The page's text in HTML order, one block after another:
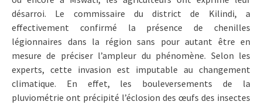
désarroi. Le commissaire du district de Kilindi, a
effectivement confirmé la présence de chenilles
légionnaires dans la région sans pour autant être en
mesure de préciser l’ampleur du phénomène. Selon les
experts, cette invasion est imputable au changement
climatique. En effet, les bouleversements de la
pluviométrie ont précipité l’éclosion des œufs des insectes